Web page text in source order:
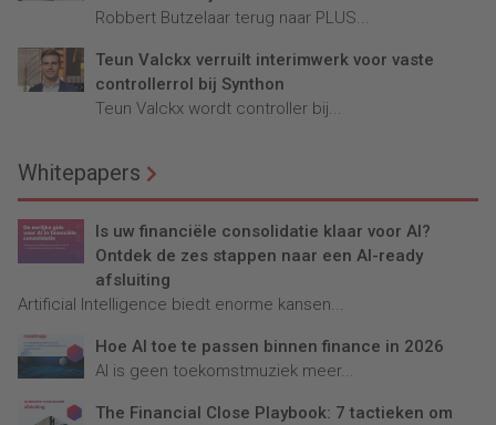
Robbert Butzelaar terug naar PLUS...
Teun Valckx verruilt interimwerk voor vaste
controllerrol bij Synthon
Teun Valckx wordt controller bij...
Whitepapers
Is uw financiële consolidatie klaar voor AI?
Ontdek de zes stappen naar een AI-ready
afsluiting
Artificial Intelligence biedt enorme kansen...
Hoe AI toe te passen binnen finance in 2026
AI is geen toekomstmuziek meer...
The Financial Close Playbook: 7 tactieken om